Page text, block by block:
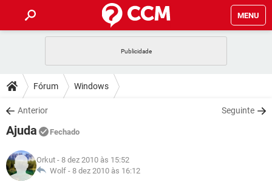
MENU
CELULAR
OUTLOOK
INSTAGRAM
GUIA DE COMPRAS
DICAS
JOGOS
INSTAGRAM
GUIA DE COMPRAS
DOWNLOADS
JOGOS
CELULAR
OUTLOOK
FÓRUM
JOGOS
CELULAR
GLOSSÁRIO
Fórum Windows
Anterior Seguinte
Ajuda Fechado
Orkut - 8 dez 2010 às 15:52
Wolf - 8 dez 2010 às 16:12